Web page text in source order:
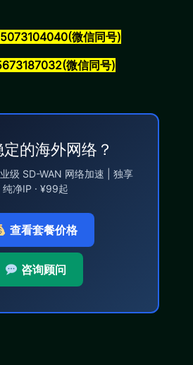
微信同号)
微信同号)
的海外网络？
级 SD-WAN 网络加速 | 独享
纯净IP · ¥99起
查看套餐价格
咨询顾问